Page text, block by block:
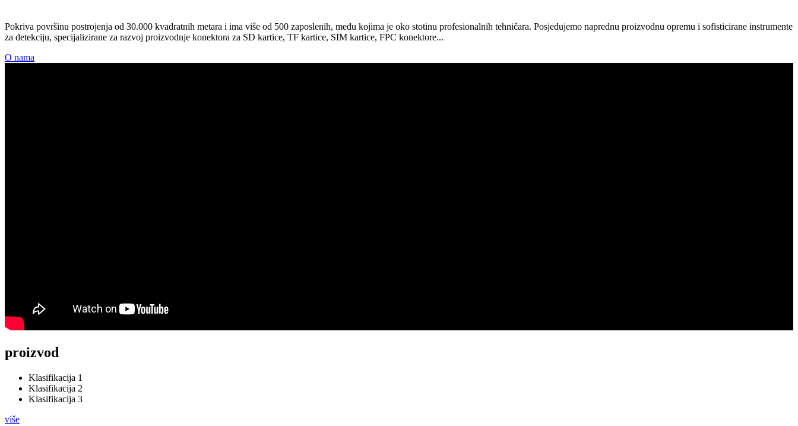
Pokriva površinu postrojenja od 30.000 kvadratnih metara i ima više od 500 zaposlenih, među kojima je oko stotinu profesionalnih tehničara. Posjedujemo naprednu proizvodnu opremu i sofisticirane instrumente
za detekciju, specijalizirane za razvoj proizvodnje konektora za SD kartice, TF kartice, SIM kartice, FPC konektore...
O nama
proizvod
Klasifikacija 1
Klasifikacija 2
Klasifikacija 3
više